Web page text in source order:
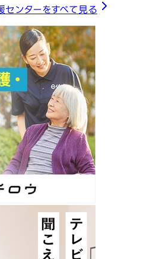
ンターをすべて見る